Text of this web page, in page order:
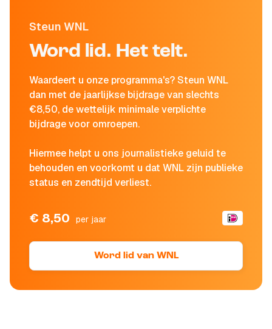
Steun WNL
Word lid. Het telt.
Waardeert u onze programma's? Steun WNL
dan met de jaarlijkse bijdrage van slechts
€8,50, de wettelijk minimale verplichte
bijdrage voor omroepen.
Hiermee helpt u ons journalistieke geluid te
behouden en voorkomt u dat WNL zijn publieke
status en zendtijd verliest.
€ 8,50 per jaar
Word lid van WNL